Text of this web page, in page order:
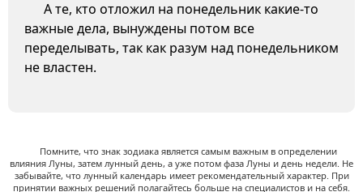
А те, кто отложил на понедельник какие-то
важные дела, вынуждены потом все
переделывать, так как разум над понедельником
не властен.
Помните, что знак зодиака является самым важным в определении
влияния Луны, затем лунный день, а уже потом фаза Луны и день недели. Не
забывайте, что лунный календарь имеет рекомендательный характер. При
принятии важных решений полагайтесь больше на специалистов и на себя.